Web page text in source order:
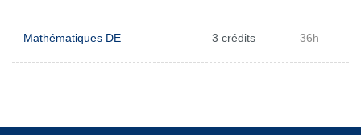
Mathématiques DE 3 crédits 36h